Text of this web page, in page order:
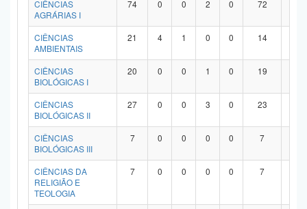
CIÊNCIAS
AGRÁRIAS I
74 0 0 2 0 72
CIÊNCIAS
AMBIENTAIS
21 4 1 0 0 14
CIÊNCIAS
BIOLÓGICAS I
20 0 0 1 0 19
CIÊNCIAS
BIOLÓGICAS II
27 0 0 3 0 23
CIÊNCIAS
BIOLÓGICAS III
7 0 0 0 0 7
CIÊNCIAS DA
RELIGIÃO E
TEOLOGIA
7 0 0 0 0 7